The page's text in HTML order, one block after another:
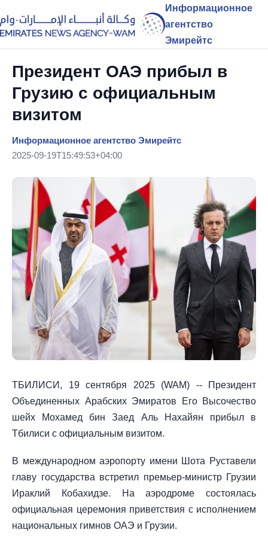
Информационное
агентство
Эмирейтс
Президент ОАЭ прибыл в
Грузию с официальным
визитом
Информационное агентство Эмирейтс
2025-09-19T15:49:53+04:00
ТБИЛИСИ, 19 сентября 2025 (WAM) -- Президент
Объединенных Арабских Эмиратов Его Высочество
шейх Мохамед бин Заед Аль Нахайян прибыл в
Тбилиси с официальным визитом.
В международном аэропорту имени Шота Руставели
главу государства встретил премьер-министр Грузии
Ираклий Кобахидзе. На аэродроме состоялась
официальная церемония приветствия с исполнением
национальных гимнов ОАЭ и Грузии.